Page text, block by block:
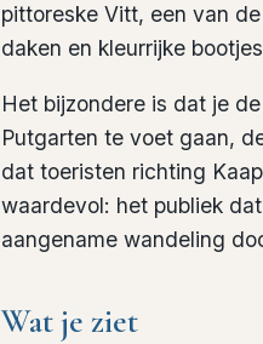
pittoreske Vitt, een van
daken en kleurrijke
Het bijzondere is dat je
Putgarten te voet gaan,
dat toeristen richting
waardevol: het publiek
aangename wandeling
Wat je ziet